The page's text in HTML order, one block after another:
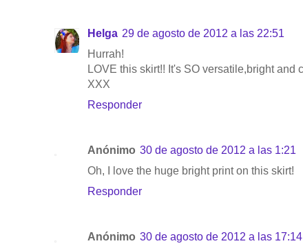
Helga 29 de agosto de 2012 a las 22:51
Hurrah!
LOVE this skirt!! It's SO versatile,bright and
XXX
Responder
Anónimo 30 de agosto de 2012 a las 1:21
Oh, I love the huge bright print on this skirt!
Responder
Anónimo 30 de agosto de 2012 a las 17:14